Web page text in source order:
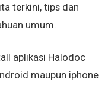
terkini, tips dan
umum.
aplikasi Halodoc
maupun iphone